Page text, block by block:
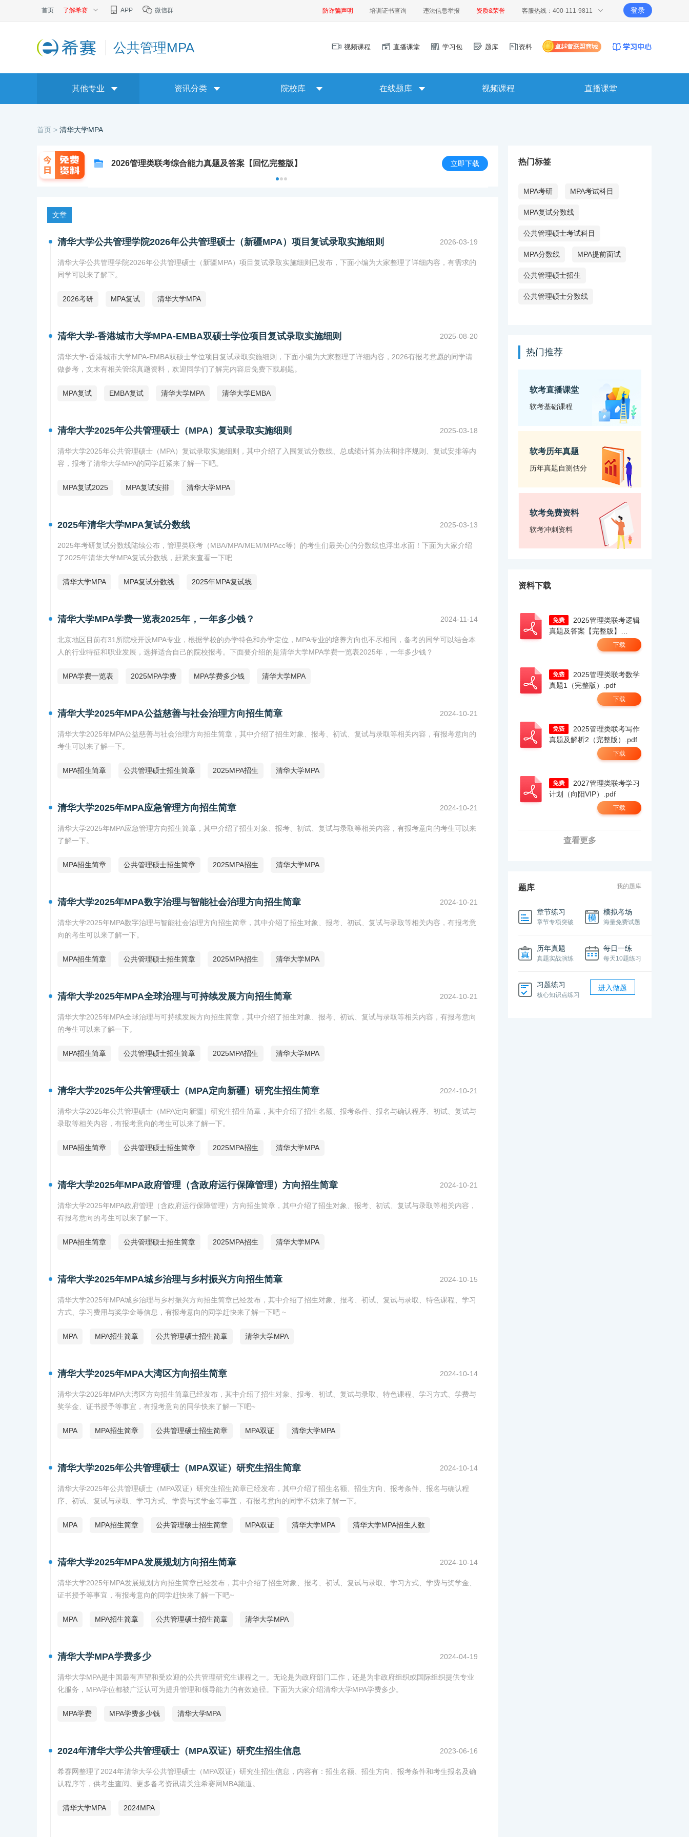
首页 了解希赛 APP 微信群 防诈骗声明 培训证书查询 违法信息举报 资质&荣誉 客服热线：400-111-9811 登录
公共管理MPA 视频课程 直播课堂 学习包 题库 资料
其他专业 资讯分类 院校库 在线题库 视频课程 直播课堂
首页 > 清华大学MPA
2026管理类联考综合能力真题及答案【回忆完整版】 立即下载
文章
清华大学公共管理学院2026年公共管理硕士（新疆MPA）项目复试录取实施细则 2026-03-19
清华大学公共管理学院2026年公共管理硕士（新疆MPA）项目复试录取实施细则已发布，下面小编为大家整理了详细内容，有需求的
同学可以来了解下。
2026考研 MPA复试 清华大学MPA
清华大学-香港城市大学MPA-EMBA双硕士学位项目复试录取实施细则 2025-08-20
清华大学-香港城市大学MPA-EMBA双硕士学位项目复试录取实施细则，下面小编为大家整理了详细内容，2026有报考意愿的同学请
做参考，文末有相关管综真题资料，欢迎同学们了解完内容后免费下载刷题。
MPA复试 EMBA复试 清华大学MPA 清华大学EMBA
清华大学2025年公共管理硕士（MPA）复试录取实施细则 2025-03-18
清华大学2025年公共管理硕士（MPA）复试录取实施细则，其中介绍了入围复试分数线、总成绩计算办法和排序规则、复试安排等内
容，报考了清华大学MPA的同学赶紧来了解一下吧。
MPA复试2025 MPA复试安排 清华大学MPA
2025年清华大学MPA复试分数线 2025-03-13
2025年考研复试分数线陆续公布，管理类联考（MBA/MPA/MEM/MPAcc等）的考生们最关心的分数线也浮出水面！下面为大家介绍
了2025年清华大学MPA复试分数线，赶紧来查看一下吧
清华大学MPA MPA复试分数线 2025年MPA复试线
清华大学MPA学费一览表2025年，一年多少钱？ 2024-11-14
北京地区目前有31所院校开设MPA专业，根据学校的办学特色和办学定位，MPA专业的培养方向也不尽相同，备考的同学可以结合本
人的行业特征和职业发展，选择适合自己的院校报考。下面要介绍的是清华大学MPA学费一览表2025年，一年多少钱？
MPA学费一览表 2025MPA学费 MPA学费多少钱 清华大学MPA
清华大学2025年MPA公益慈善与社会治理方向招生简章 2024-10-21
清华大学2025年MPA公益慈善与社会治理方向招生简章，其中介绍了招生对象、报考、初试、复试与录取等相关内容，有报考意向的
考生可以来了解一下。
MPA招生简章 公共管理硕士招生简章 2025MPA招生 清华大学MPA
清华大学2025年MPA应急管理方向招生简章 2024-10-21
清华大学2025年MPA应急管理方向招生简章，其中介绍了招生对象、报考、初试、复试与录取等相关内容，有报考意向的考生可以来
了解一下。
MPA招生简章 公共管理硕士招生简章 2025MPA招生 清华大学MPA
清华大学2025年MPA数字治理与智能社会治理方向招生简章 2024-10-21
清华大学2025年MPA数字治理与智能社会治理方向招生简章，其中介绍了招生对象、报考、初试、复试与录取等相关内容，有报考意
向的考生可以来了解一下。
MPA招生简章 公共管理硕士招生简章 2025MPA招生 清华大学MPA
清华大学2025年MPA全球治理与可持续发展方向招生简章 2024-10-21
清华大学2025年MPA全球治理与可持续发展方向招生简章，其中介绍了招生对象、报考、初试、复试与录取等相关内容，有报考意向
的考生可以来了解一下。
MPA招生简章 公共管理硕士招生简章 2025MPA招生 清华大学MPA
清华大学2025年公共管理硕士（MPA定向新疆）研究生招生简章 2024-10-21
清华大学2025年公共管理硕士（MPA定向新疆）研究生招生简章，其中介绍了招生名额、报考条件、报名与确认程序、初试、复试与
录取等相关内容，有报考意向的考生可以来了解一下。
MPA招生简章 公共管理硕士招生简章 2025MPA招生 清华大学MPA
清华大学2025年MPA政府管理（含政府运行保障管理）方向招生简章 2024-10-21
清华大学2025年MPA政府管理（含政府运行保障管理）方向招生简章，其中介绍了招生对象、报考、初试、复试与录取等相关内容，
有报考意向的考生可以来了解一下。
MPA招生简章 公共管理硕士招生简章 2025MPA招生 清华大学MPA
清华大学2025年MPA城乡治理与乡村振兴方向招生简章 2024-10-15
清华大学2025年MPA城乡治理与乡村振兴方向招生简章已经发布，其中介绍了招生对象、报考、初试、复试与录取、特色课程、学习
方式、学习费用与奖学金等信息，有报考意向的同学赶快来了解一下吧 ~
MPA MPA招生简章 公共管理硕士招生简章 清华大学MPA
清华大学2025年MPA大湾区方向招生简章 2024-10-14
清华大学2025年MPA大湾区方向招生简章已经发布，其中介绍了招生对象、报考、初试、复试与录取、特色课程、学习方式、学费与
奖学金、证书授予等事宜，有报考意向的同学快来了解一下吧~
MPA MPA招生简章 公共管理硕士招生简章 MPA双证 清华大学MPA
清华大学2025年公共管理硕士（MPA双证）研究生招生简章 2024-10-14
清华大学2025年公共管理硕士（MPA双证）研究生招生简章已经发布，其中介绍了招生名额、招生方向、报考条件、报名与确认程
序、初试、复试与录取、学习方式、学费与奖学金等事宜， 有报考意向的同学不妨来了解一下。
MPA MPA招生简章 公共管理硕士招生简章 MPA双证 清华大学MPA 清华大学MPA招生人数
清华大学2025年MPA发展规划方向招生简章 2024-10-14
清华大学2025年MPA发展规划方向招生简章已经发布，其中介绍了招生对象、报考、初试、复试与录取、学习方式、学费与奖学金、
证书授予等事宜，有报考意向的同学赶快来了解一下吧~
MPA MPA招生简章 公共管理硕士招生简章 清华大学MPA
清华大学MPA学费多少 2024-04-19
清华大学MPA是中国最有声望和受欢迎的公共管理研究生课程之一。无论是为政府部门工作，还是为非政府组织或国际组织提供专业
化服务，MPA学位都被广泛认可为提升管理和领导能力的有效途径。下面为大家介绍清华大学MPA学费多少。
MPA学费 MPA学费多少钱 清华大学MPA
2024年清华大学公共管理硕士（MPA双证）研究生招生信息 2023-06-16
希赛网整理了2024年清华大学公共管理硕士（MPA双证）研究生招生信息，内容有：招生名额、招生方向、报考条件和考生报名及确
认程序等，供考生查阅。更多备考资讯请关注希赛网MBA频道。
清华大学MPA 2024MPA
热门标签
MPA考研 MPA考试科目
MPA复试分数线
公共管理硕士考试科目
MPA分数线 MPA提前面试
公共管理硕士招生
公共管理硕士分数线
热门推荐
软考直播课堂
软考基础课程
软考历年真题
历年真题自测估分
软考免费资料
软考冲刺资料
资料下载
真题及答案【完整版】
下载
真题1（完整版）.pdf
下载
真题及解析2（完整版）.pdf
下载
计划（向阳VIP）.pdf
下载
查看更多
题库 我的题库
章节练习
章节专项突破
模拟考场
海量免费试题
历年真题
真题实战演练
每日一练
每天10题练习
习题练习
核心知识点练习
进入做题